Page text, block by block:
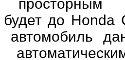
просторным
будет до Honda
автомобиль